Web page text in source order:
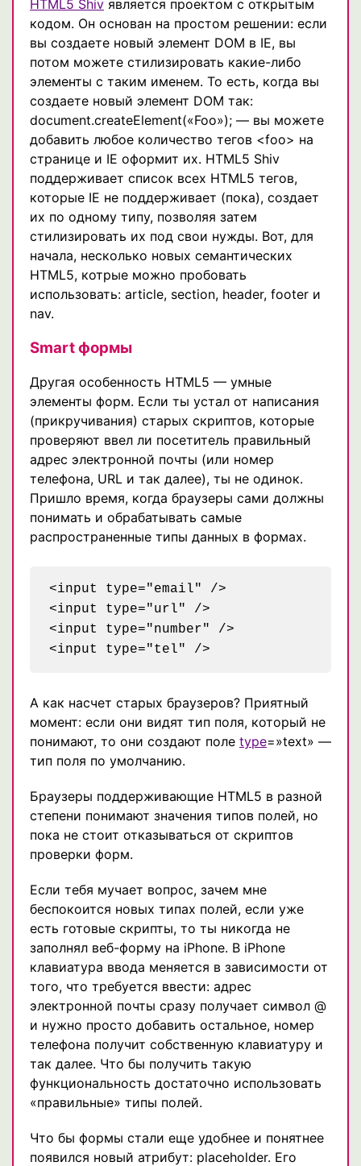
HTML5 Shiv является проектом с открытым
кодом. Он основан на простом решении: если
вы создаете новый элемент DOM в IE, вы
потом можете стилизировать какие-либо
элементы с таким именем. То есть, когда вы
создаете новый элемент DOM так:
document.createElement(«Foo»); — вы можете
добавить любое количество тегов <foo> на
странице и IE оформит их. HTML5 Shiv
поддерживает список всех HTML5 тегов,
которые IE не поддерживает (пока), создает
их по одному типу, позволяя затем
стилизировать их под свои нужды. Вот, для
начала, несколько новых семантических
HTML5, котрые можно пробовать
использовать: article, section, header, footer и
nav.
Smart формы
Другая особенность HTML5 — умные
элементы форм. Если ты устал от написания
(прикручивания) старых скриптов, которые
проверяют ввел ли посетитель правильный
адрес электронной почты (или номер
телефона, URL и так далее), ты не одинок.
Пришло время, когда браузеры сами должны
понимать и обрабатывать самые
распространенные типы данных в формах.
<input type="email" />
<input type="url" />
<input type="number" />
А как насчет старых браузеров? Приятный
момент: если они видят тип поля, который не
понимают, то они создают поле type=»text» —
тип поля по умолчанию.
Браузеры поддерживающие HTML5 в разной
степени понимают значения типов полей, но
пока не стоит отказываться от скриптов
проверки форм.
Если тебя мучает вопрос, зачем мне
беспокоится новых типах полей, если уже
есть готовые скрипты, то ты никогда не
заполнял веб-форму на iPhone. В iPhone
клавиатура ввода меняется в зависимости от
того, что требуется ввести: адрес
электронной почты сразу получает символ @
и нужно просто добавить остальное, номер
телефона получит собственную клавиатуру и
так далее. Что бы получить такую
функциональность достаточно использовать
«правильные» типы полей.
Что бы формы стали еще удобнее и понятнее
появился новый атрибут: placeholder. Его